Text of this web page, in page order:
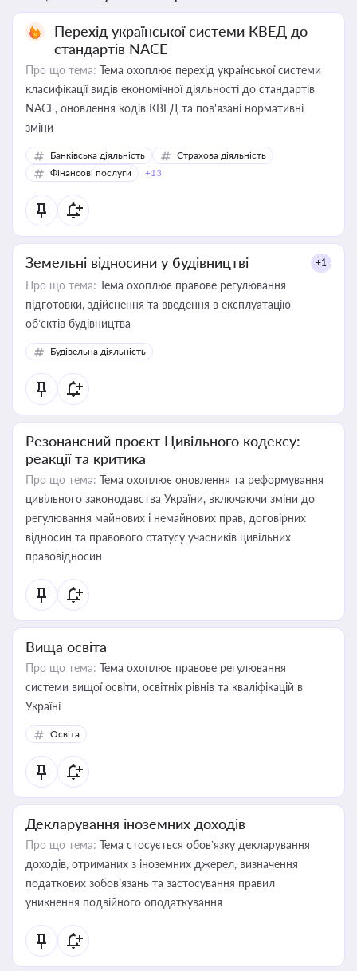
Перехід української системи КВЕД до
стандартів NACE
Про що тема: Тема охоплює перехід української системи
класифікації видів економічної діяльності до стандартів
NACE, оновлення кодів КВЕД та пов'язані нормативні
зміни
Банківська діяльність
Страхова діяльність
Фінансові послуги
+13
Земельні відносини у будівництві +1
Про що тема: Тема охоплює правове регулювання
підготовки, здійснення та введення в експлуатацію
об’єктів будівництва
Будівельна діяльність
Резонансний проєкт Цивільного кодексу:
реакції та критика
Про що тема: Тема охоплює оновлення та реформування
цивільного законодавства України, включаючи зміни до
регулювання майнових і немайнових прав, договірних
відносин та правового статусу учасників цивільних
правовідносин
Вища освіта
Про що тема: Тема охоплює правове регулювання
системи вищої освіти, освітніх рівнів та кваліфікацій в
Україні
Освіта
Декларування іноземних доходів
Про що тема: Тема стосується обов’язку декларування
доходів, отриманих з іноземних джерел, визначення
податкових зобов’язань та застосування правил
уникнення подвійного оподаткування